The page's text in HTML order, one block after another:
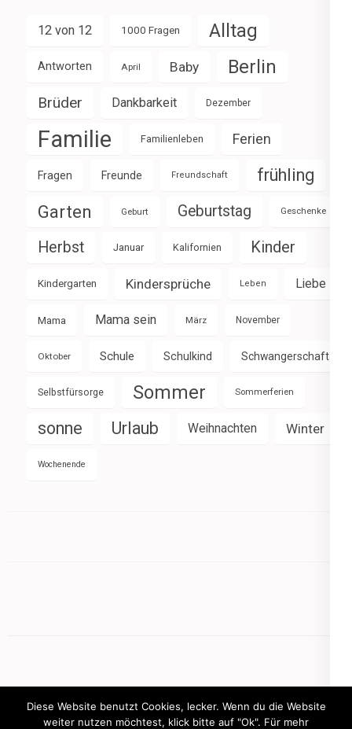
12 von 12 1000 Fragen Alltag
Antworten April Baby Berlin
Brüder Dankbarkeit Dezember
Familie Familienleben Ferien
Fragen Freunde Freundschaft frühling
Garten Geburt Geburtstag Geschenke
Herbst Januar Kalifornien Kinder
Kindergarten Kindersprüche Leben Liebe
Mama Mama sein März November
Oktober Schule Schulkind Schwangerschaft
Selbstfürsorge Sommer Sommerferien
sonne Urlaub Weihnachten Winter
Wochenende
Diese Website benutzt Cookies, lecker. Wenn du die Website
weiter nutzen möchtest, klick bitte auf "Ok". Für mehr